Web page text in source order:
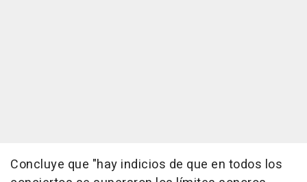
Concluye que "hay indicios de que en todos los